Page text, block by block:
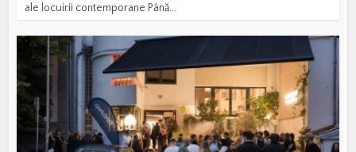
ale locuirii contemporane Până...